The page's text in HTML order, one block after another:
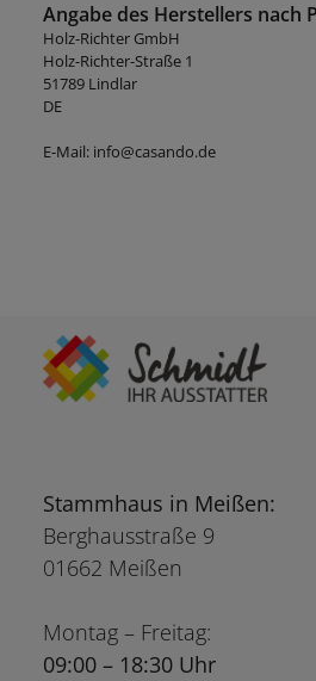
Angabe des Herstellers nach
Holz-Richter GmbH
Holz-Richter-Straße 1
51789 Lindlar
DE
E-Mail: info@casando.de
Stammhaus in Meißen:
Berghausstraße 9
01662 Meißen
Montag – Freitag:
09:00 – 18:30 Uhr